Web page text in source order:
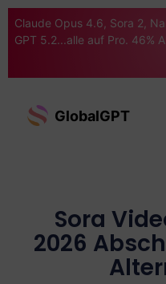
Claude Opus 4.6, Sora 2,
GPT 5.2...alle auf Pro. 46%
GlobalGPT
Sora
2026